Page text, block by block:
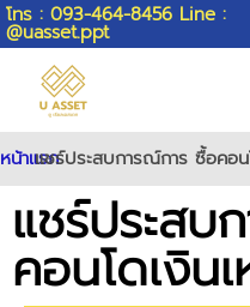
โทร : 093-464-8456 Line :
@uasset.ppt
หน้าแรก
>>
แชร์ประสบการณ์การ ซื้อคอน
แชร์ประสบ
คอนโดเงิน